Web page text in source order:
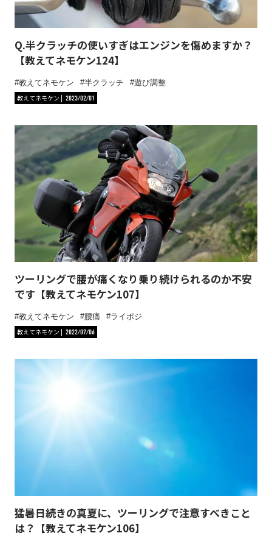
Q.半クラッチの使いすぎはエンジンを傷めますか？
【教えてネモケン124】
教えてネモケン 半クラッチ
遊び調整
教えてネモケン
2023/02/01
ツーリングで腰が痛くなり乗り続けられるのか不安
です【教えてネモケン107】
教えてネモケン 腰痛
ライポジ
教えてネモケン
2022/07/06
猛暑日続きの真夏に、ツーリングで注意すべきこと
は？【教えてネモケン106】